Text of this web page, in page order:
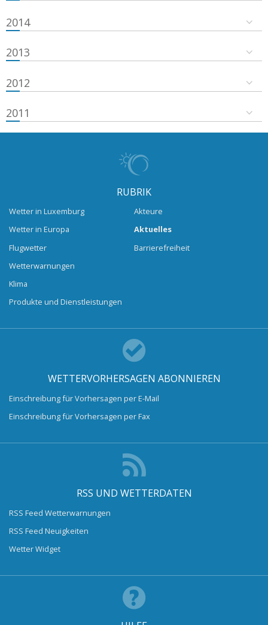
2014
2013
2012
2011
RUBRIK
Wetter in Luxemburg
Wetter in Europa
Flugwetter
Wetterwarnungen
Klima
Produkte und Dienstleistungen
Akteure
Aktuelles
Barrierefreiheit
WETTERVORHERSAGEN ABONNIEREN
Einschreibung für Vorhersagen per E-Mail
Einschreibung für Vorhersagen per Fax
RSS UND WETTERDATEN
RSS Feed Wetterwarnungen
RSS Feed Neuigkeiten
Wetter Widget